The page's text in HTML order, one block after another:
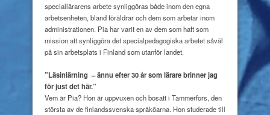
speciallärarens arbete synliggöras både inom den egna
arbetsenheten, bland föräldrar och dem som arbetar inom
administrationen. Pia har varit en av dem som haft som
mission att synliggöra det specialpedagogiska arbetet såväl
på sin arbetsplats i Finland som utanför landet.
”Läsinlärning – ännu efter 30 år som lärare brinner jag
för just det här.”
Vem är Pia? Hon är uppvuxen och bosatt i Tammerfors, den
största av de finlandssvenska språköarna. Hon studerade till